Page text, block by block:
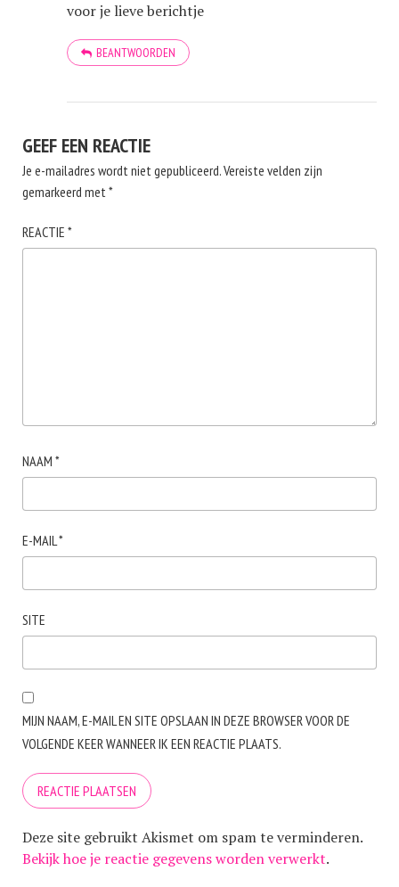
voor je lieve berichtje
BEANTWOORDEN
GEEF EEN REACTIE
Je e-mailadres wordt niet gepubliceerd.Vereiste velden zijn
gemarkeerd met*
REACTIE *
NAAM *
E-MAIL*
SITE
MIJN NAAM, E-MAIL EN SITE OPSLAAN IN DEZE BROWSER VOOR DE
VOLGENDE KEER WANNEER IK EEN REACTIE PLAATS.
Deze site gebruikt Akismet om spam te verminderen.
Bekijk hoe je reactie gegevens worden verwerkt.